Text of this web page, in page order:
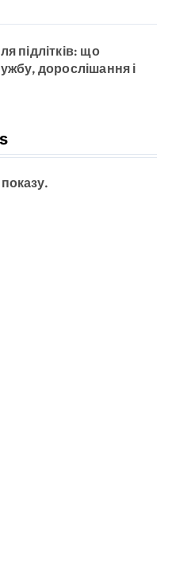
підлітків: що
дорослішання і